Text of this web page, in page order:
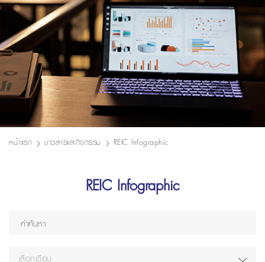
หน้าแรก ข่าวสารและกิจกรรม REIC Infographic
REIC Infographic
เลือกเดือน